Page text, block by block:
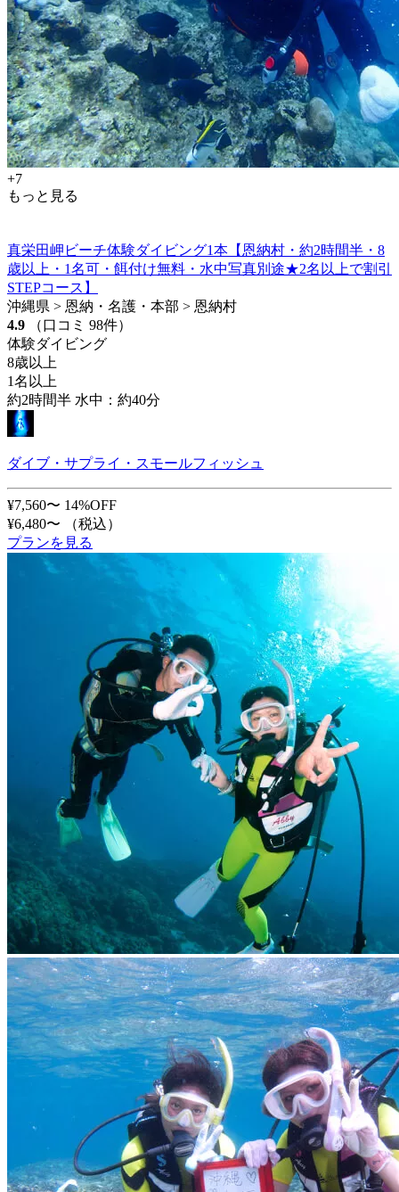
+7
もっと見る
真栄田岬ビーチ体験ダイビング1本【恩納村・約2時間半・8
歳以上・1名可・餌付け無料・水中写真別途★2名以上で割引
STEPコース】
沖縄県 > 恩納・名護・本部 > 恩納村
4.9
（口コミ 98件）
体験ダイビング
8歳以上
1名以上
約2時間半 水中：約40分
ダイブ・サプライ・スモールフィッシュ
¥7,560〜 14%OFF
¥6,480〜
（税込）
プランを見る